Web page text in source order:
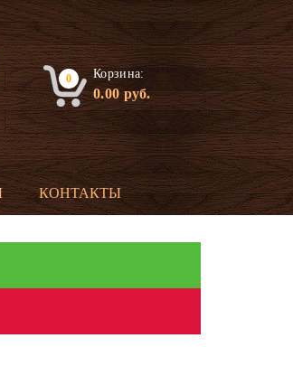
0 Корзина:
0.00руб.
КОНТАКТЫ